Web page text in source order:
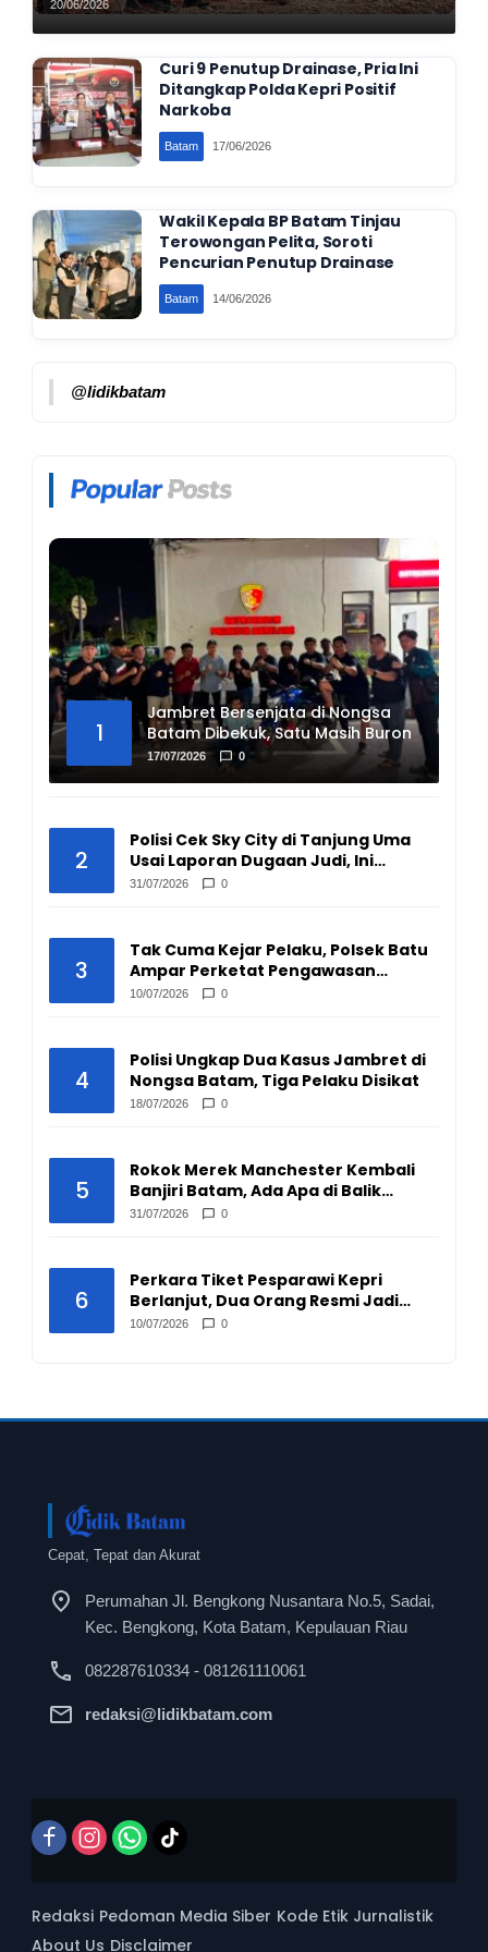
20/06/2026
Curi 9 Penutup Drainase, Pria Ini
Ditangkap Polda Kepri Positif
Narkoba
Batam 17/06/2026
Wakil Kepala BP Batam Tinjau
Terowongan Pelita, Soroti
Pencurian Penutup Drainase
Batam 14/06/2026
@lidikbatam
1
Jambret Bersenjata di Nongsa
Batam Dibekuk, Satu Masih Buron
17/07/2026 0
2
Polisi Cek Sky City di Tanjung Uma
Usai Laporan Dugaan Judi, Ini
Hasilnya
31/07/2026 0
3
Tak Cuma Kejar Pelaku, Polsek Batu
Ampar Perketat Pengawasan
Pengepul Barang Bekas
10/07/2026 0
4
Polisi Ungkap Dua Kasus Jambret di
Nongsa Batam, Tiga Pelaku Disikat
18/07/2026 0
5
Rokok Merek Manchester Kembali
Banjiri Batam, Ada Apa di Balik
Peredarannya?
31/07/2026 0
6
Perkara Tiket Pesparawi Kepri
Berlanjut, Dua Orang Resmi Jadi
Tersangka
10/07/2026 0
Cepat, Tepat dan Akurat
Perumahan Jl. Bengkong Nusantara No.5, Sadai,
Kec. Bengkong, Kota Batam, Kepulauan Riau
082287610334 - 081261110061
redaksi@lidikbatam.com
Redaksi Pedoman Media Siber Kode Etik Jurnalistik
About Us Disclaimer